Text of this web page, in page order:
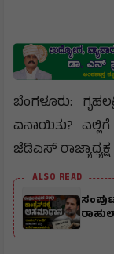
ಬೆಂಗಳೂರು:
ಏನಾಯಿತು?
ಜೆಡಿಎಸ್
ALSO READ